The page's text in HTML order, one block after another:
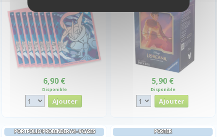
6,90 €
Disponible
5,90 €
Disponible
PORTFOLIO PROBINDER A4 - 9 CASES POSTER